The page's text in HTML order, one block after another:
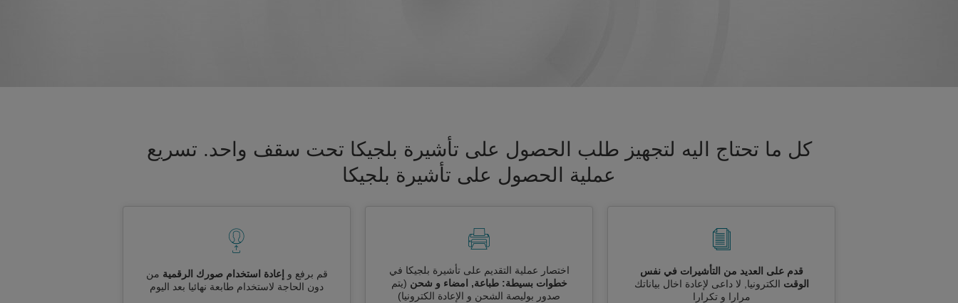
كل ما تحتاج اليه لتجهيز طلب الحصول على تأشيرة بلجيكا تحت سقف واحد. تسريع
عملية الحصول على تأشيرة بلجيكا
قدم على العديد من التأشيرات في نفس
الوقت الكترونيا, لا داعى لإعادة اخال بياناتك
مرارا و تكرارا
اختصار عملية التقديم على تأشيرة بلجيكا في
خطوات بسيطة: طباعة, امضاء و شحن (يتم
صدور بوليصة الشحن و الإعادة الكترونيا)
قم برفع و إعادة استخدام صورك الرقمية من
دون الحاجة لاستخدام طابعة نهائيا بعد اليوم